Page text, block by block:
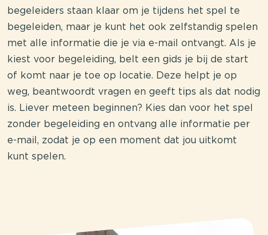
begeleiders staan klaar om je tijdens het spel te
begeleiden, maar je kunt het ook zelfstandig spelen
met alle informatie die je via e-mail ontvangt. Als je
kiest voor begeleiding, belt een gids je bij de start
of komt naar je toe op locatie. Deze helpt je op
weg, beantwoordt vragen en geeft tips als dat nodig
is. Liever meteen beginnen? Kies dan voor het spel
zonder begeleiding en ontvang alle informatie per
e-mail, zodat je op een moment dat jou uitkomt
kunt spelen.